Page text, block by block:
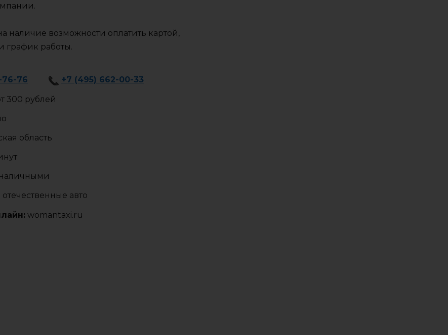
наличие возможности оплатить картой,
график работы.
76-76 +7 (495) 662-00-33
300 рублей
область
наличными
авто
womantaxi.ru